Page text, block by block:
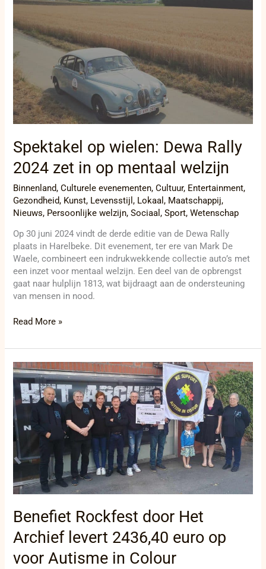
Spektakel op wielen: Dewa Rally
2024 zet in op mentaal welzijn
Binnenland,Culturele evenementen,Cultuur, Entertainment,
Gezondheid, Kunst, Levensstijl, Lokaal, Maatschappij,
Nieuws, Persoonlijke welzijn,Sociaal,Sport,Wetenschap
Op 30 juni 2024 vindt de derde editie van de Dewa Rally
plaats in Harelbeke. Dit evenement, ter ere van Mark De
Waele, combineert een indrukwekkende collectie auto’s met
een inzet voor mentaal welzijn. Een deel van de opbrengst
gaat naar hulplijn 1813, wat bijdraagt aan de ondersteuning
van mensen in nood.
Rally
2024
in
op
mentaal
welzijn
Read More »
Benefiet Rockfest door Het
Archief levert 2436,40 euro op
voor Autisme in Colour
Benefiet
Rockfest
door
Het
Archief
levert
2436,40
euro
op
voor
Autisme
Colour